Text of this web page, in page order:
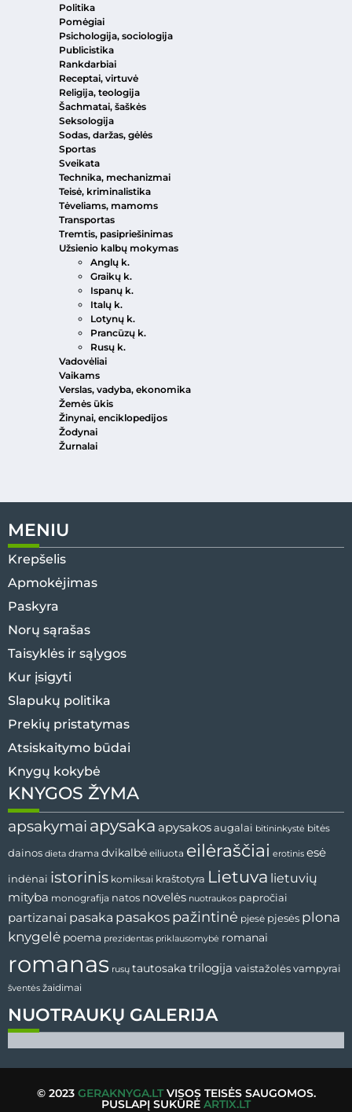
Politika
Pomėgiai
Psichologija, sociologija
Publicistika
Rankdarbiai
Receptai, virtuvė
Religija, teologija
Šachmatai, šaškės
Seksologija
Sodas, daržas, gėlės
Sportas
Sveikata
Technika, mechanizmai
Teisė, kriminalistika
Tėveliams, mamoms
Transportas
Tremtis, pasipriešinimas
Užsienio kalbų mokymas
Anglų k.
Graikų k.
Ispanų k.
Italų k.
Lotynų k.
Prancūzų k.
Rusų k.
Vadovėliai
Vaikams
Verslas, vadyba, ekonomika
Žemės ūkis
Žinynai, enciklopedijos
Žodynai
Žurnalai
MENIU
Krepšelis
Apmokėjimas
Paskyra
Norų sąrašas
Taisyklės ir sąlygos
Kur įsigyti
Slapukų politika
Prekių pristatymas
Atsiskaitymo būdai
Knygų kokybė
NUOTRAUKŲ GALERIJA
KNYGOS ŽYMA
apsakymai apysaka apysakos augalai bitininkystė bitės
dainos dieta drama dvikalbė eiliuota eilėraščiai erotinis esė
indėnai istorinis komiksai kraštotyra Lietuva lietuvių
mityba monografija natos novelės nuotraukos papročiai
partizanai pasaka pasakos pažintinė pjesė pjesės plona
knygelė poema prezidentas priklausomybė romanai
romanas rusų tautosaka trilogija vaistažolėsvampyrai
šventės žaidimai
© 2023 GERAKNYGA.LTVISOS TEISĖS SAUGOMOS.
PUSLAPĮ SUKŪRĖ ARTIX.LT